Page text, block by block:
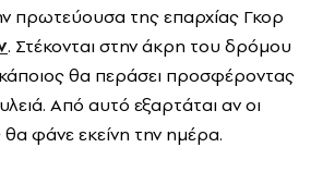
πρωτεύουσα της επαρχίας Γκορ
. Στέκονται στην άκρη του δρόμου
θα περάσει προσφέροντας
Από αυτό εξαρτάται αν οι
θα φάνε εκείνη την ημέρα.